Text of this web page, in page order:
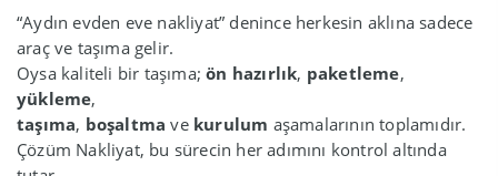
“Aydın evden eve nakliyat” denince herkesin aklına sadece
araç ve taşıma gelir.
Oysa kaliteli bir taşıma;ön hazırlık, paketleme,
yükleme,
taşıma, boşaltma ve kurulum aşamalarının toplamıdır.
Çözüm Nakliyat, bu sürecin her adımını kontrol altında